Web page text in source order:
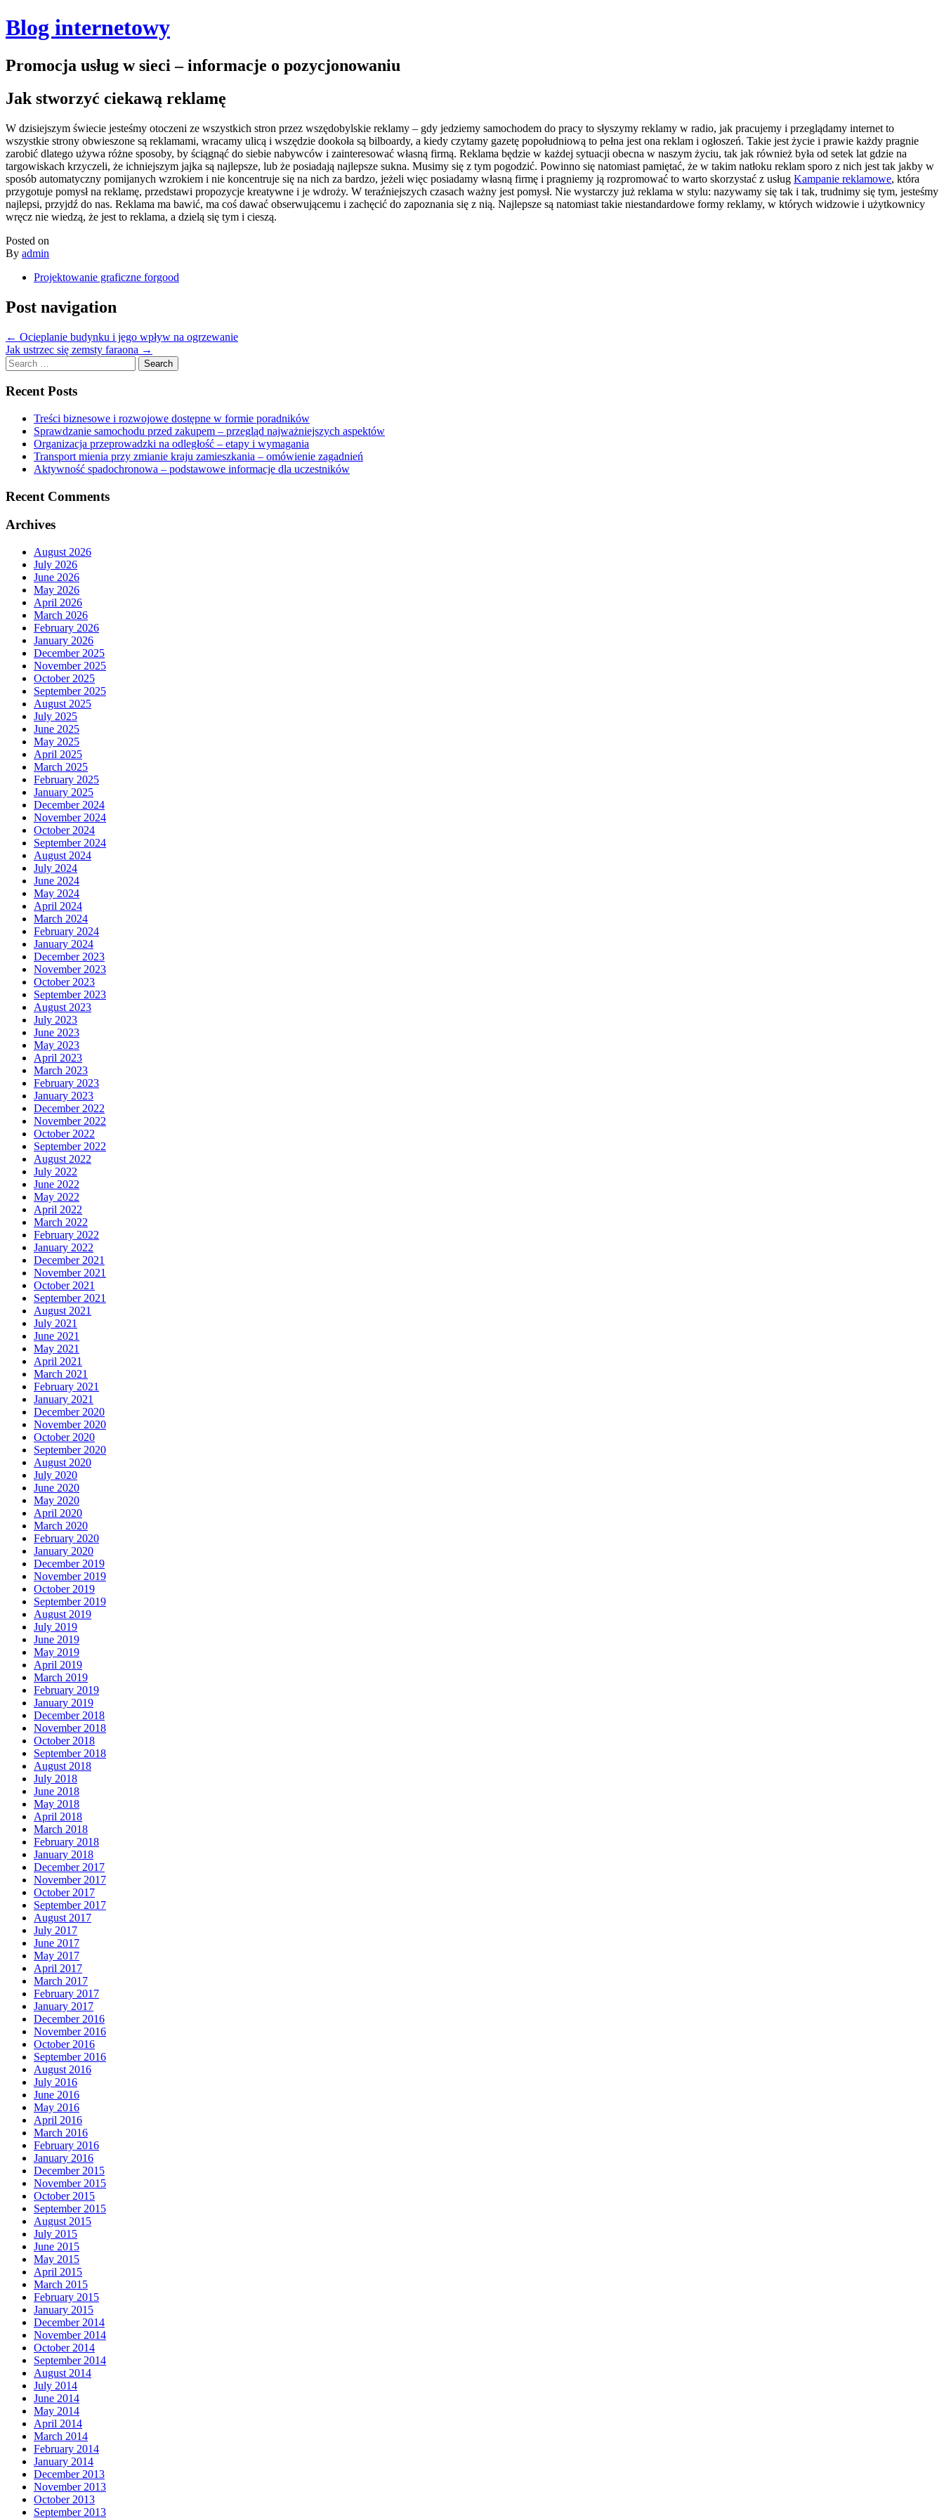
Blog internetowy
Promocja usług w sieci – informacje o pozycjonowaniu
Jak stworzyć ciekawą reklamę
W dzisiejszym świecie jesteśmy otoczeni ze wszystkich stron przez wszędobylskie reklamy – gdy jedziemy samochodem do pracy to słyszymy reklamy w radio, jak pracujemy i przeglądamy internet to
wszystkie strony obwieszone są reklamami, wracamy ulicą i wszędzie dookoła są bilboardy, a kiedy czytamy gazetę popołudniową to pełna jest ona reklam i ogłoszeń. Takie jest życie i prawie każdy pragnie
zarobić dlatego używa różne sposoby, by ściągnąć do siebie nabywców i zainteresować własną firmą. Reklama będzie w każdej sytuacji obecna w naszym życiu, tak jak również była od setek lat gdzie na
targowiskach krzyczeli, że ichniejszym jajka są najlepsze, lub że posiadają najlepsze sukna. Musimy się z tym pogodzić. Powinno się natomiast pamiętać, że w takim natłoku reklam sporo z nich jest tak jakby w
sposób automatyczny pomijanych wzrokiem i nie koncentruje się na nich za bardzo, jeżeli więc posiadamy własną firmę i pragniemy ją rozpromować to warto skorzystać z usług Kampanie reklamowe, która
przygotuje pomysł na reklamę, przedstawi propozycje kreatywne i je wdroży. W teraźniejszych czasach ważny jest pomysł. Nie wystarczy już reklama w stylu: nazywamy się tak i tak, trudnimy się tym, jesteśmy
najlepsi, przyjdź do nas. Reklama ma bawić, ma coś dawać obserwującemu i zachęcić do zapoznania się z nią. Najlepsze są natomiast takie niestandardowe formy reklamy, w których widzowie i użytkownicy
wręcz nie wiedzą, że jest to reklama, a dzielą się tym i cieszą.
Posted on
By admin
Projektowanie graficzne forgood
Post navigation
← Ocieplanie budynku i jego wpływ na ogrzewanie
Jak ustrzec się zemsty faraona →
Search
for:
Recent Posts
Treści biznesowe i rozwojowe dostępne w formie poradników
Sprawdzanie samochodu przed zakupem – przegląd najważniejszych aspektów
Organizacja przeprowadzki na odległość – etapy i wymagania
Transport mienia przy zmianie kraju zamieszkania – omówienie zagadnień
Aktywność spadochronowa – podstawowe informacje dla uczestników
Recent Comments
Archives
August 2026
July 2026
June 2026
May 2026
April 2026
March 2026
February 2026
January 2026
December 2025
November 2025
October 2025
September 2025
August 2025
July 2025
June 2025
May 2025
April 2025
March 2025
February 2025
January 2025
December 2024
November 2024
October 2024
September 2024
August 2024
July 2024
June 2024
May 2024
April 2024
March 2024
February 2024
January 2024
December 2023
November 2023
October 2023
September 2023
August 2023
July 2023
June 2023
May 2023
April 2023
March 2023
February 2023
January 2023
December 2022
November 2022
October 2022
September 2022
August 2022
July 2022
June 2022
May 2022
April 2022
March 2022
February 2022
January 2022
December 2021
November 2021
October 2021
September 2021
August 2021
July 2021
June 2021
May 2021
April 2021
March 2021
February 2021
January 2021
December 2020
November 2020
October 2020
September 2020
August 2020
July 2020
June 2020
May 2020
April 2020
March 2020
February 2020
January 2020
December 2019
November 2019
October 2019
September 2019
August 2019
July 2019
June 2019
May 2019
April 2019
March 2019
February 2019
January 2019
December 2018
November 2018
October 2018
September 2018
August 2018
July 2018
June 2018
May 2018
April 2018
March 2018
February 2018
January 2018
December 2017
November 2017
October 2017
September 2017
August 2017
July 2017
June 2017
May 2017
April 2017
March 2017
February 2017
January 2017
December 2016
November 2016
October 2016
September 2016
August 2016
July 2016
June 2016
May 2016
April 2016
March 2016
February 2016
January 2016
December 2015
November 2015
October 2015
September 2015
August 2015
July 2015
June 2015
May 2015
April 2015
March 2015
February 2015
January 2015
December 2014
November 2014
October 2014
September 2014
August 2014
July 2014
June 2014
May 2014
April 2014
March 2014
February 2014
January 2014
December 2013
November 2013
October 2013
September 2013